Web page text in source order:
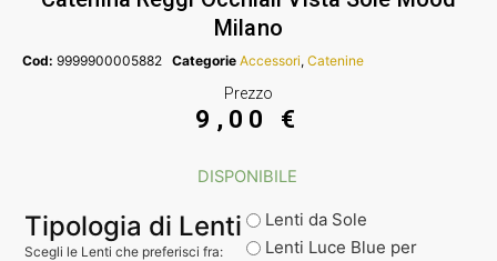
Milano
Cod: 9999900005882 Categorie Accessori, Catenine
Prezzo
9,00 €
DISPONIBILE
Tipologia di Lenti
Scegli le Lenti che preferisci fra:
Lenti da Sole
Lenti Luce Blue per